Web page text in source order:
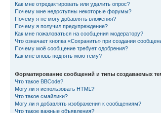
Как мне отредактировать или удалить опрос?
Почему мне недоступны некоторые форумы?
Почему я не могу добавлять вложения?
Почему я получил предупреждение?
Как мне пожаловаться на сообщения модератору?
Что означает кнопка «Сохранить» при создании
Почему моё сообщение требует одобрения?
Как мне вновь поднять мою тему?
Форматирование сообщений и типы создаваемых
Что такое BBCode?
Могу ли я использовать HTML?
Что такое смайлики?
Могу ли я добавлять изображения к сообщениям?
Что такое важные объявления?